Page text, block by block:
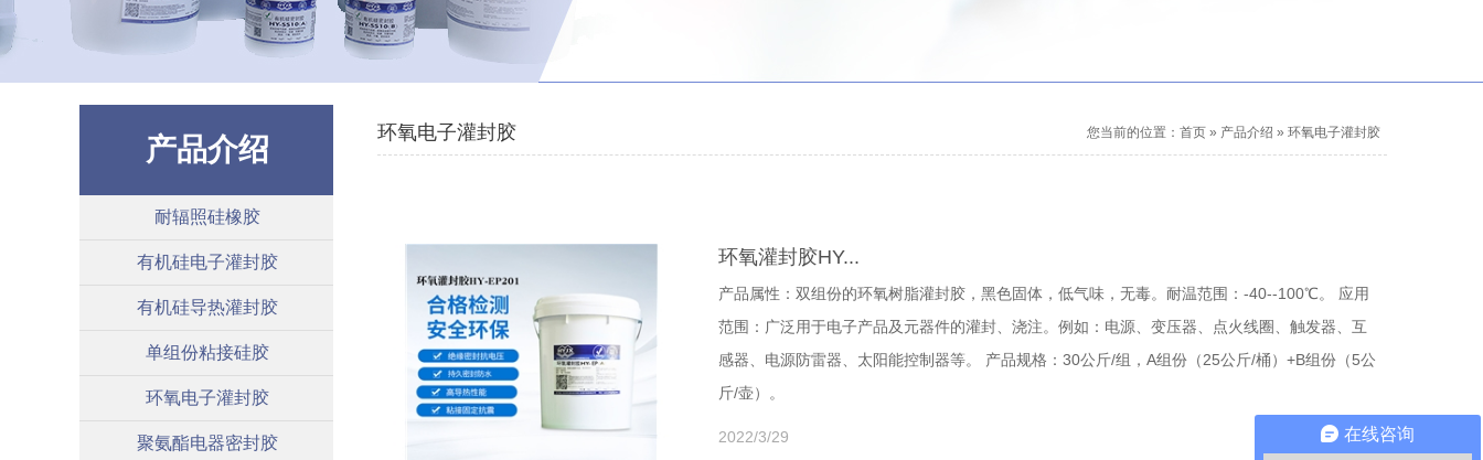
产品介绍
耐辐照硅橡胶
有机硅电子灌封胶
有机硅导热灌封胶
单组份粘接硅胶
环氧电子灌封胶
聚氨酯电器密封胶
环氧电子灌封胶 您当前的位置： 首页» 产品介绍 » 环氧电子灌封胶
环氧灌封胶HY...
产品属性：双组份的环氧树脂灌封胶，黑色固体，低气味，无毒。耐温范围：-40--100℃。 应用
范围：广泛用于电子产品及元器件的灌封、浇注。例如：电源、变压器、点火线圈、触发器、互
感器、电源防雷器、太阳能控制器等。 产品规格：30公斤/组，A组份（25公斤/桶）+B组份（5公
斤/壶）。
2022/3/29 进入详细在线咨询